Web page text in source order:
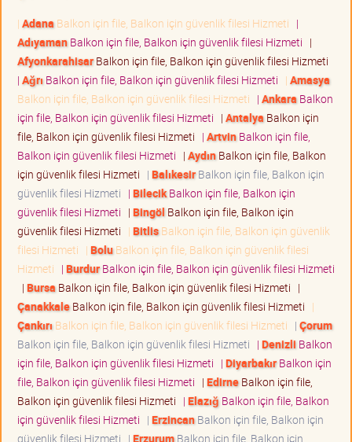
| Adana Balkon için file, Balkon için güvenlik filesi Hizmeti |
AdıyamanBalkon için file, Balkon için güvenlik filesi Hizmeti |
AfyonkarahisarBalkon için file, Balkon için güvenlik filesi Hizmeti
| Ağrı Balkon için file, Balkon için güvenlik filesi Hizmeti | Amasya
Balkon için file, Balkon için güvenlik filesi Hizmeti | Ankara Balkon
için file, Balkon için güvenlik filesi Hizmeti | Antalya Balkon için
file, Balkon için güvenlik filesi Hizmeti | ArtvinBalkon için file,
Balkon için güvenlik filesi Hizmeti | AydınBalkon için file, Balkon
için güvenlik filesi Hizmeti | BalıkesirBalkon için file, Balkon için
güvenlik filesi Hizmeti | BilecikBalkon için file, Balkon için
güvenlik filesi Hizmeti | Bingöl Balkon için file, Balkon için
güvenlik filesi Hizmeti | BitlisBalkon için file, Balkon için güvenlik
filesi Hizmeti | BoluBalkon için file, Balkon için güvenlik filesi
Hizmeti | BurdurBalkon için file, Balkon için güvenlik filesi Hizmeti
| Bursa Balkon için file, Balkon için güvenlik filesi Hizmeti |
ÇanakkaleBalkon için file, Balkon için güvenlik filesi Hizmeti |
Çankırı Balkon için file, Balkon için güvenlik filesi Hizmeti | Çorum
Balkon için file, Balkon için güvenlik filesi Hizmeti | Denizli Balkon
için file, Balkon için güvenlik filesi Hizmeti | DiyarbakırBalkon için
file, Balkon için güvenlik filesi Hizmeti | EdirneBalkon için file,
Balkon için güvenlik filesi Hizmeti | Elazığ Balkon için file, Balkon
için güvenlik filesi Hizmeti | ErzincanBalkon için file, Balkon için
güvenlik filesi Hizmeti | ErzurumBalkon için file, Balkon için